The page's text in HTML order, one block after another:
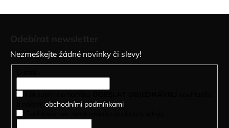
Nezmeškejte žádné novinky či slevy!
obchodními podmínkami.